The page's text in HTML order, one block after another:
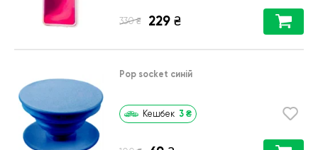
330 ₴ 229 ₴
Pop socket синій
Кешбек 3 ₴